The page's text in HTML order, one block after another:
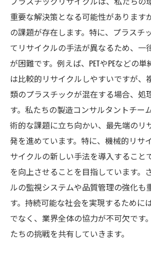
重要な解決策となる可能性があります
の課題が存在します。特に、プラスチ
てリサイクルの手法が異なるため、一
が困難です。例えば、PETやPEなどの
は比較的リサイクルしやすいですが、
類のプラスチックが混在する場合、処
す。私たちの製造コンサルタントチー
術的な課題に立ち向かい、最先端のリ
発を進めています。特に、機械的リサ
サイクルの新しい手法を導入すること
を向上させることを目指しています。
ルの監視システムや品質管理の強化も
す。持続可能な社会を実現するために
でなく、業界全体の協力が不可欠です
たちの挑戦を共有していきます。